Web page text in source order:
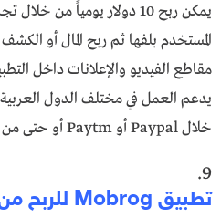
يمكن ربح 10 دولار يومياً من
المستخدم بلفها ثم ربح المال أو
يدعم العمل في مختلف الدول
خلال Paypal أو Paytm أو حتى من خلال الحساب البنكي.
9.
تطبيق Mobrog للربح من الإنترنت